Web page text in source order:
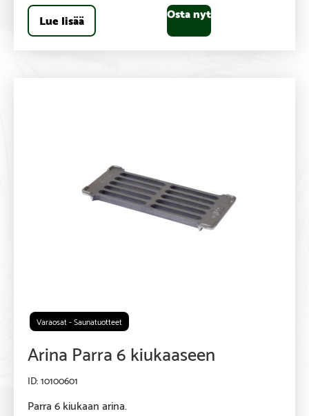
Lue lisää Osta nyt
Varaosat - Saunatuotteet
Arina Parra 6 kiukaaseen
10100601
Parra 6 kiukaan arina.